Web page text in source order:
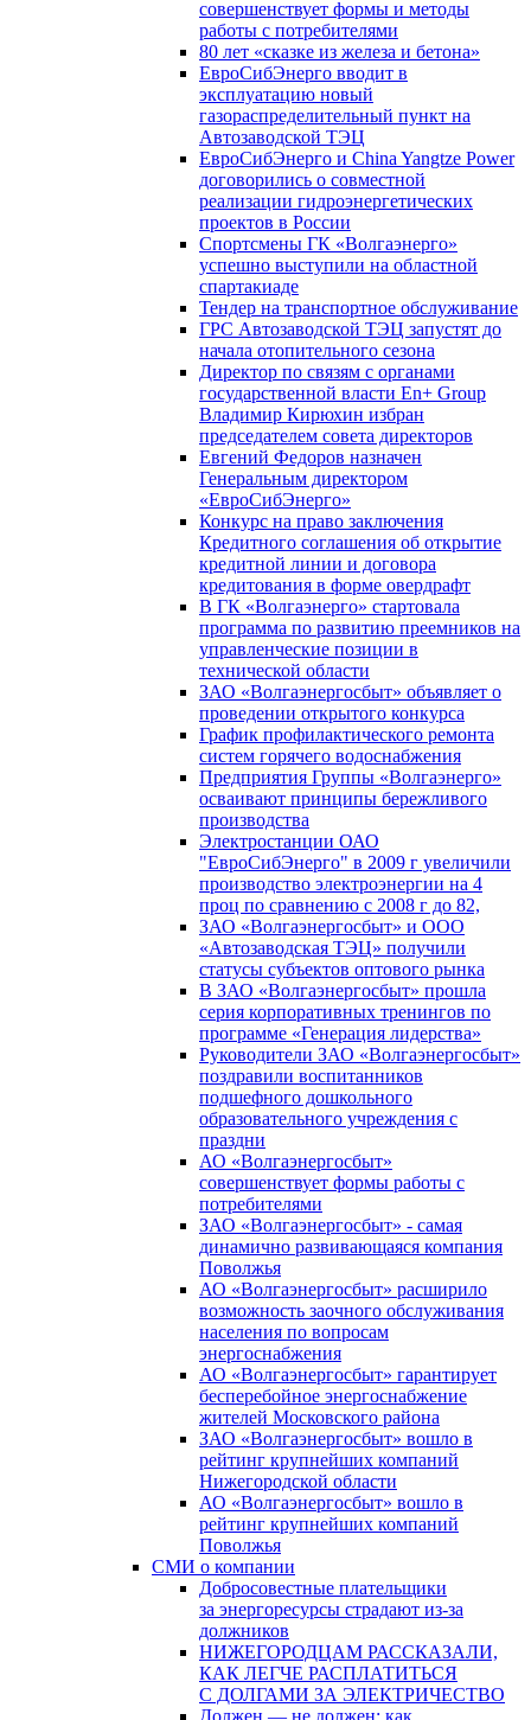
совершенствует формы и методы
работы с потребителями
80 лет «сказке из железа и бетона»
ЕвроСибЭнерго вводит в
эксплуатацию новый
газораспределительный пункт на
Автозаводской ТЭЦ
ЕвроСибЭнерго и China Yangtze Power
договорились о совместной
реализации гидроэнергетических
проектов в России
Спортсмены ГК «Волгаэнерго»
успешно выступили на областной
спартакиаде
Тендер на транспортное обслуживание
ГРС Автозаводской ТЭЦ запустят до
начала отопительного сезона
Директор по связям с органами
государственной власти En+ Group
Владимир Кирюхин избран
председателем совета директоров
Евгений Федоров назначен
Генеральным директором
«ЕвроСибЭнерго»
Конкурс на право заключения
Кредитного соглашения об открытие
кредитной линии и договора
кредитования в форме овердрафт
В ГК «Волгаэнерго» стартовала
программа по развитию преемников на
управленческие позиции в
технической области
ЗАО «Волгаэнергосбыт» объявляет о
проведении открытого конкурса
График профилактического ремонта
систем горячего водоснабжения
Предприятия Группы «Волгаэнерго»
осваивают принципы бережливого
производства
Электростанции ОАО
"ЕвроСибЭнерго" в 2009 г увеличили
производство электроэнергии на 4
проц по сравнению с 2008 г до 82,
ЗАО «Волгаэнергосбыт» и ООО
«Автозаводская ТЭЦ» получили
статусы субъектов оптового рынка
В ЗАО «Волгаэнергосбыт» прошла
серия корпоративных тренингов по
программе «Генерация лидерства»
Руководители ЗАО «Волгаэнергосбыт»
поздравили воспитанников
подшефного дошкольного
образовательного учреждения с
праздни
АО «Волгаэнергосбыт»
совершенствует формы работы с
потребителями
ЗАО «Волгаэнергосбыт» - самая
динамично развивающаяся компания
Поволжья
АО «Волгаэнергосбыт» расширило
возможность заочного обслуживания
населения по вопросам
энергоснабжения
АО «Волгаэнергосбыт» гарантирует
бесперебойное энергоснабжение
жителей Московского района
ЗАО «Волгаэнергосбыт» вошло в
рейтинг крупнейших компаний
Нижегородской области
АО «Волгаэнергосбыт» вошло в
рейтинг крупнейших компаний
Поволжья
СМИ о компании
Добросовестные плательщики
за энергоресурсы страдают из-за
должников
НИЖЕГОРОДЦАМ РАССКАЗАЛИ,
КАК ЛЕГЧЕ РАСПЛАТИТЬСЯ
С ДОЛГАМИ ЗА ЭЛЕКТРИЧЕСТВО